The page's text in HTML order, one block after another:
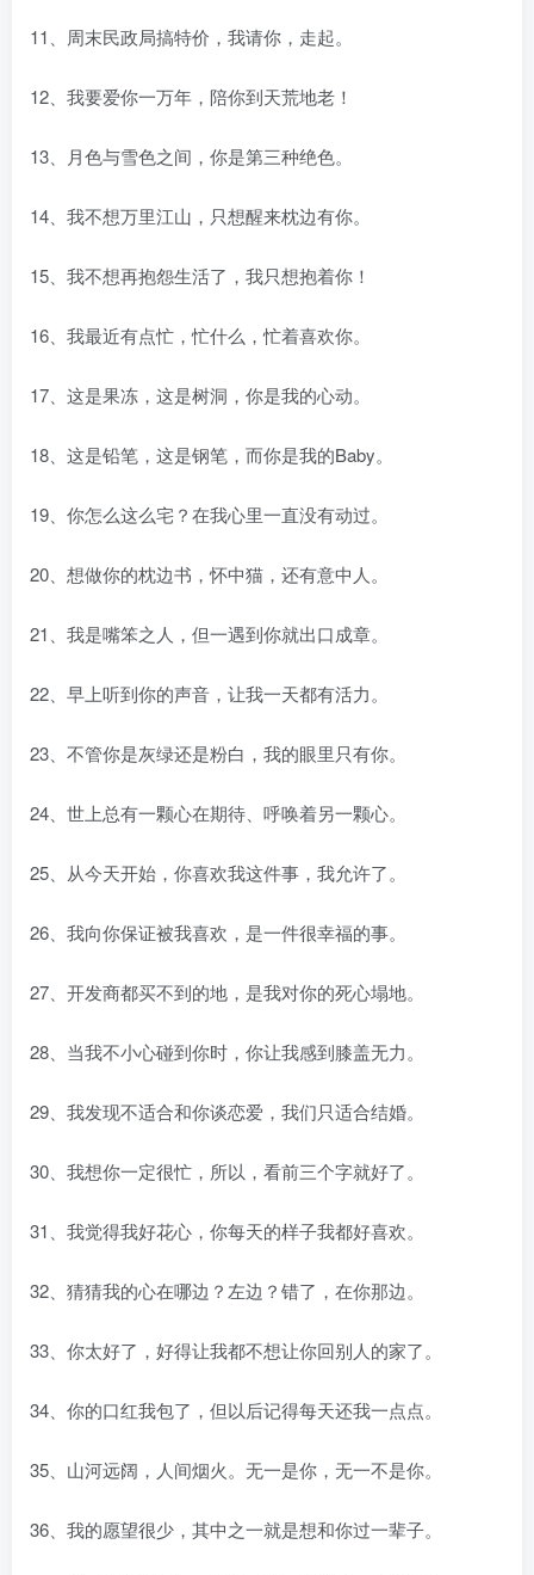
11、周末民政局搞特价，我请你，走起。
12、我要爱你一万年，陪你到天荒地老！
13、月色与雪色之间，你是第三种绝色。
14、我不想万里江山，只想醒来枕边有你。
15、我不想再抱怨生活了，我只想抱着你！
16、我最近有点忙，忙什么，忙着喜欢你。
17、这是果冻，这是树洞，你是我的心动。
18、这是铅笔，这是钢笔，而你是我的Baby。
19、你怎么这么宅？在我心里一直没有动过。
20、想做你的枕边书，怀中猫，还有意中人。
21、我是嘴笨之人，但一遇到你就出口成章。
22、早上听到你的声音，让我一天都有活力。
23、不管你是灰绿还是粉白，我的眼里只有你。
24、世上总有一颗心在期待、呼唤着另一颗心。
25、从今天开始，你喜欢我这件事，我允许了。
26、我向你保证被我喜欢，是一件很幸福的事。
27、开发商都买不到的地，是我对你的死心塌地。
28、当我不小心碰到你时，你让我感到膝盖无力。
29、我发现不适合和你谈恋爱，我们只适合结婚。
30、我想你一定很忙，所以，看前三个字就好了。
31、我觉得我好花心，你每天的样子我都好喜欢。
32、猜猜我的心在哪边？左边？错了，在你那边。
33、你太好了，好得让我都不想让你回别人的家了。
34、你的口红我包了，但以后记得每天还我一点点。
35、山河远阔，人间烟火。无一是你，无一不是你。
36、我的愿望很少，其中之一就是想和你过一辈子。